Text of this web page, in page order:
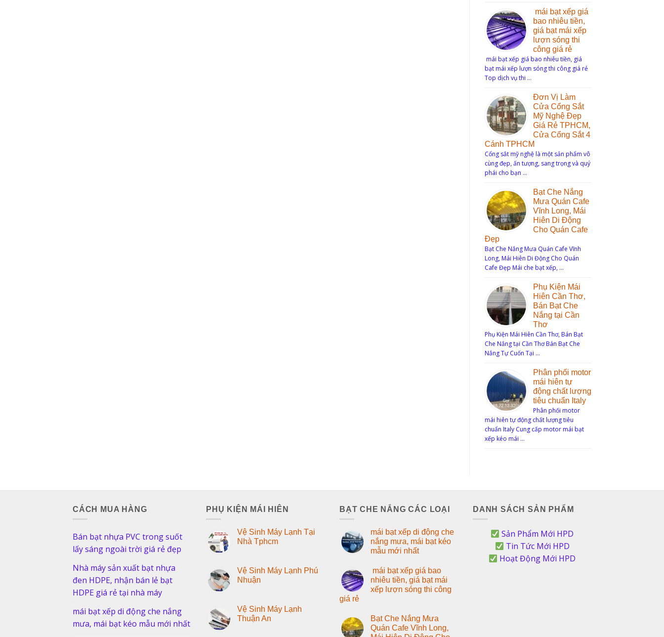
mái bạt xếp giá
bao nhiêu tiền,
giá bạt mái xếp
lượn sóng thi
công giá rẻ
mái bạt xếp giá bao nhiêu tiền, giá
bạt mái xếp lượn sóng thi công giá rẻ
Top dịch vụ thi …
Đơn Vị Làm
Cửa Cổng Sắt
Mỹ Nghệ Đẹp
Giá Rẻ TPHCM,
Cửa Cổng Sắt 4
Cánh TPHCM
Cổng sắt mỹ nghệ là một sản phẩm vô
cùng đẹp, ấn tượng, sang trọng và quý
phái cho bạn …
Bạt Che Nắng
Mưa Quán Cafe
Vĩnh Long, Mái
Hiên Di Động
Cho Quán Cafe
Đẹp
Bạt Che Nắng Mưa Quán Cafe Vĩnh
Long, Mái Hiên Di Động Cho Quán
Cafe Đẹp Mái che bạt xếp, …
Phụ Kiện Mái
Hiên Cần Thơ,
Bán Bạt Che
Nắng tại Cần
Thơ
Phụ Kiện Mái Hiên Cần Thơ, Bán Bạt
Che Nắng tại Cần Thơ Bán Bạt Che
Nắng Tự Cuốn Tại …
Phân phối motor
mái hiên tự
động chất lượng
tiêu chuẩn Italy
Phân phối motor
mái hiên tự động chất lượng tiêu
chuẩn Italy Cung cấp motor mái bạt
xếp kéo mái …
CÁCH MUA HÀNG
Bán bạt nhựa PVC trong suốt
lấy sáng ngoài trời giá rẻ đẹp
Nhà máy sản xuất bạt nhựa
đen HDPE, nhận bán lẻ bạt
HDPE giá rẻ tại nhà máy
mái bạt xếp di động che nắng
mưa, mái bạt kéo mẫu mới nhất
PHỤ KIỆN MÁI HIÊN
Vệ Sinh Máy Lạnh Tại
Nhà Tphcm
Vệ Sinh Máy Lạnh Phú
Nhuận
Vệ Sinh Máy Lạnh
Thuận An
BẠT CHE NẮNG CÁC LOẠI
mái bạt xếp di động che
nắng mưa, mái bạt kéo
mẫu mới nhất
mái bạt xếp giá bao
nhiêu tiền, giá bạt mái
xếp lượn sóng thi công
giá rẻ
Bạt Che Nắng Mưa
Quán Cafe Vĩnh Long,
DANH SÁCH SẢN PHẨM
Sản Phẩm Mới HPD
Tin Tức Mới HPD
Hoạt Động Mới HPD